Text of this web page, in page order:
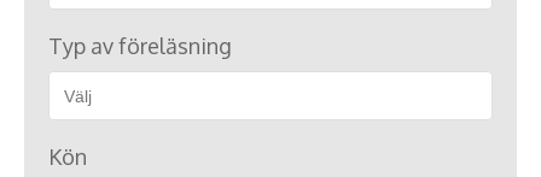
Typ av föreläsning
Kön